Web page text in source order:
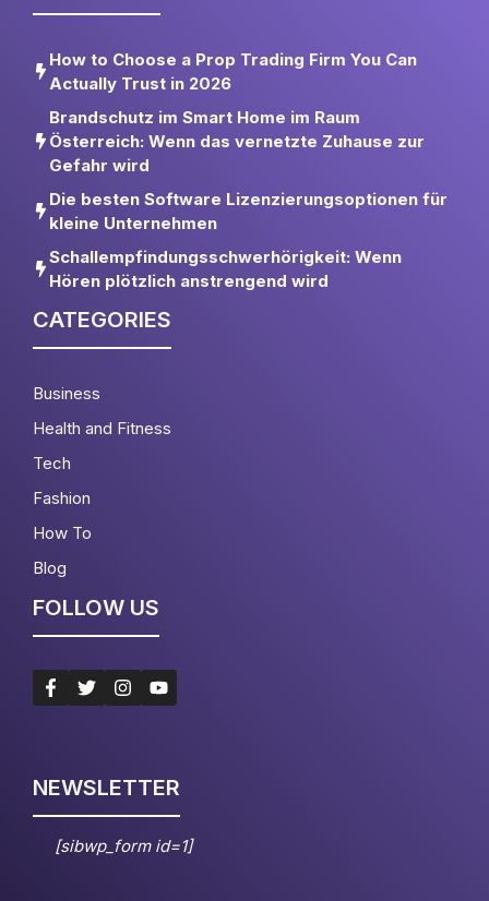
How to Choose a Prop Trading Firm You Can
Actually Trust in 2026
Brandschutz im Smart Home im Raum
Österreich: Wenn das vernetzte Zuhause zur
Gefahr wird
Die besten Software Lizenzierungsoptionen für
kleine Unternehmen
Schallempfindungsschwerhörigkeit: Wenn
Hören plötzlich anstrengend wird
CATEGORIES
Business
Health and Fitness
Tech
Fashion
How To
Blog
FOLLOW US
NEWSLETTER
[sibwp_form id=1]